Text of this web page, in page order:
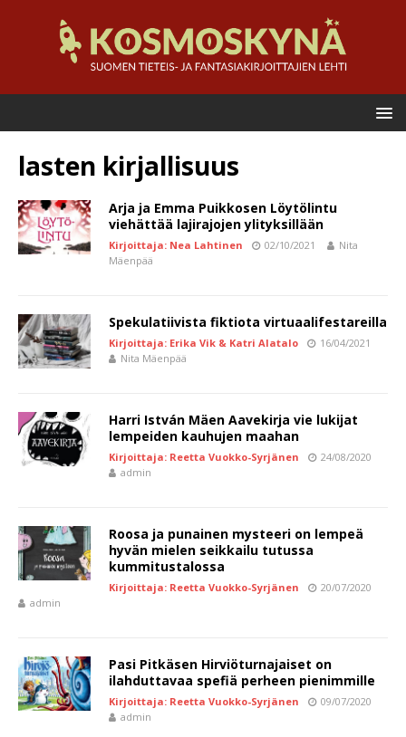
lasten kirjallisuus
Arja ja Emma Puikkosen Löytölintu
viehättää lajirajojen ylityksillään
Kirjoittaja: Nea Lahtinen 02/10/2021
Nita
Mäenpää
Spekulatiivista fiktiota virtuaalifestareilla
Kirjoittaja: Erika Vik & Katri Alatalo
16/04/2021
Nita Mäenpää
Harri István Mäen Aavekirja vie lukijat
lempeiden kauhujen maahan
Kirjoittaja: Reetta Vuokko-Syrjänen
24/08/2020
admin
Roosa ja punainen mysteeri on lempeä
hyvän mielen seikkailu tutussa
kummitustalossa
Kirjoittaja: Reetta Vuokko-Syrjänen
20/07/2020
admin
Pasi Pitkäsen Hirviöturnajaiset on
ilahduttavaa spefiä perheen pienimmille
Kirjoittaja: Reetta Vuokko-Syrjänen
09/07/2020
admin